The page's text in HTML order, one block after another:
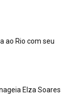
ao Rio com seu
Elza Soares